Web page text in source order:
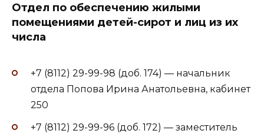
Отдел по обеспечению жилыми
помещениями детей-сирот и лиц из их
числа
+7 (8112) 29-99-98 (доб. 174) — начальник
отдела Попова Ирина Анатольевна, кабинет
250
+7 (8112) 29-99-96 (доб. 172) — заместитель